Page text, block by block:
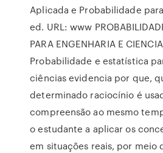
Aplicada e Probabilidade
ed. URL: www
PARA ENGENHARIA E
Probabilidade e estatística
ciências evidencia por que,
determinado raciocínio é
compreensão ao mesmo
o estudante a aplicar os
em situações reais, por meio